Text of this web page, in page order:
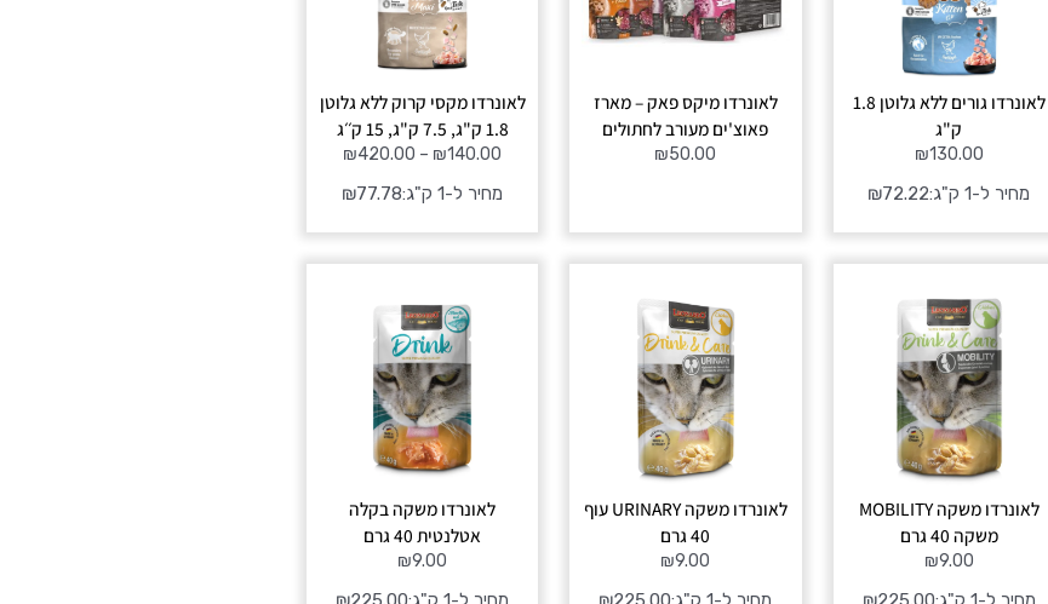
לאונרדו גורים ללא גלוטן 1.8
ק"ג
₪130.00
מחיר ל-1 ק"ג: ₪72.22
לאונרדו מיקס פאק – מארז
פאוצ'ים מעורב לחתולים
₪50.00
לאונרדו מקסי קרוק ללא גלוטן
1.8 ק"ג, 7.5 ק"ג, 15 ק׳׳ג
₪140.00
–
₪420.00
מחיר ל-1 ק"ג: ₪77.78
לאונרדו משקה MOBILITY
משקה 40 גרם
₪9.00
לאונרדו משקה URINARY עוף
40 גרם
₪9.00
לאונרדו משקה בקלה
אטלנטית 40 גרם
₪9.00